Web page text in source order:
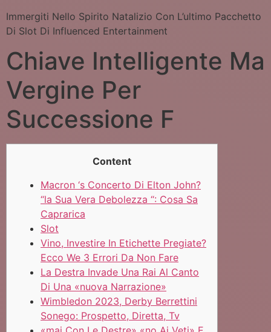
Immergiti Nello Spirito Natalizio Con L’ultimo Pacchetto
Di Slot Di Influenced Entertainment
Chiave Intelligente Ma
Vergine Per
Successione F
Content
Macron ‘s Concerto Di Elton John?
“la Sua Vera Debolezza “: Cosa Sa
Caprarica
Slot
Vino, Investire In Etichette Pregiate?
Ecco We 3 Errori Da Non Fare
La Destra Invade Una Rai Al Canto
Di Una «nuova Narrazione»
Wimbledon 2023, Derby Berrettini
Sonego: Prospetto, Diretta, Tv